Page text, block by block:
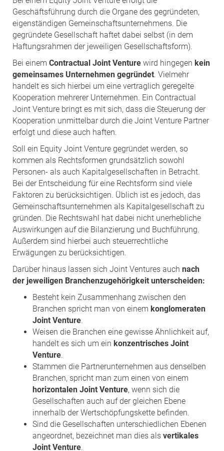
Geschäftsführung durch die Organe des gegründeten,
eigenständigen Gemeinschaftsunternehmens. Die
gegründete Gesellschaft haftet dabei selbst (in dem
Haftungsrahmen der jeweiligen Gesellschaftsform).
Bei einem Contractual Joint Venture wird hingegen kein
gemeinsames Unternehmen gegründet. Vielmehr
handelt es sich hierbei um eine vertraglich geregelte
Kooperation mehrerer Unternehmen. Ein Contractual
Joint Venture bringt es mit sich, dass die Steuerung der
Kooperation unmittelbar durch die Joint Venture Partner
erfolgt und diese auch haften.
Soll ein Equity Joint Venture gegründet werden, so
kommen als Rechtsformen grundsätzlich sowohl
Personen- als auch Kapitalgesellschaften in Betracht.
Bei der Entscheidung für eine Rechtsform sind viele
Faktoren zu berücksichtigen. Üblich ist es jedoch, das
Gemeinschaftsunternehmen als Kapitalgesellschaft zu
gründen. Die Rechtswahl hat dabei nicht unerhebliche
Auswirkungen auf die Bilanzierung und Buchführung.
Außerdem sind hierbei auch steuerrechtliche
Erwägungen zu berücksichtigen.
Darüber hinaus lassen sich Joint Ventures auch nach
der jeweiligen Branchenzugehörigkeit unterscheiden:
Besteht kein Zusammenhang zwischen den
Branchen spricht man von einem konglomeraten
Joint Venture.
Weisen die Branchen eine gewisse Ähnlichkeit auf,
handelt es sich um ein konzentrisches Joint
Venture.
Stammen die Partnerunternehmen aus denselben
Branchen, spricht man zum einen von einem
horizontalen Joint Venture, wenn sich die
Gesellschaften auch auf der gleichen Ebene
innerhalb der Wertschöpfungskette befinden.
Sind die Gesellschaften unterschiedlichen Ebenen
angeordnet, bezeichnet man dies als vertikales
Joint Venture.